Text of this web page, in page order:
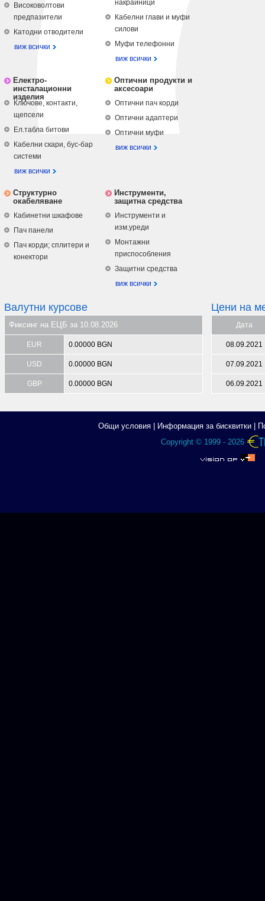
Високоволтови
предпазители
Катодни отводители
виж всички
накрайници
Кабелни глави и муфи
силови
Муфи телефонни
виж всички
Електро-
инсталационни
изделия
Ключове, контакти,
щепсели
Ел.табла битови
Кабелни скари, бус-бар
системи
виж всички
Оптични продукти и
аксесоари
Оптични пач корди
Оптични адаптери
Оптични муфи
виж всички
Структурно
окабеляване
Кабинетни шкафове
Пач панели
Пач корди; сплитери и
конектори
Инструменти,
защитна средства
Инструменти и
изм.уреди
Монтажни
приспособления
Защитни средства
виж всички
Валутни курсове
Фиксинг на ЕЦБ за 10.08.2026
EUR 0.00000 BGN
USD 0.00000 BGN
GBP 0.00000 BGN
Цени на
Дата
08.09.2021
07.09.2021
06.09.2021
Общи условия| Информация за бисквитки|
Copyright © 1999 - 2026